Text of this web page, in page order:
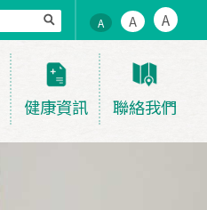
A A A
健康資訊 聯絡我們